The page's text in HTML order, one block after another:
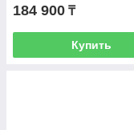
184 900 ₸
Купить